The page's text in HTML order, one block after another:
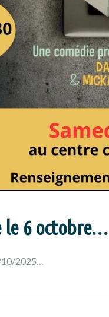
le 6 octobre…
2025…